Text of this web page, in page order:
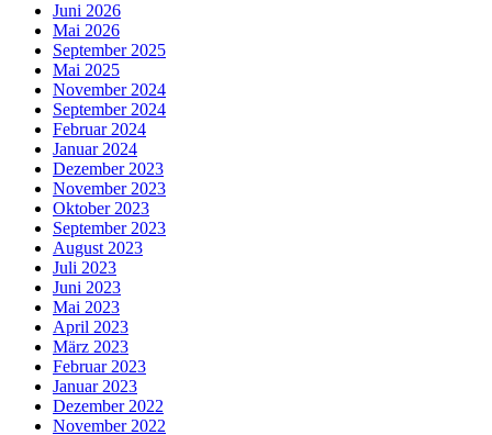
Juni 2026
Mai 2026
September 2025
Mai 2025
November 2024
September 2024
Februar 2024
Januar 2024
Dezember 2023
November 2023
Oktober 2023
September 2023
August 2023
Juli 2023
Juni 2023
Mai 2023
April 2023
März 2023
Februar 2023
Januar 2023
Dezember 2022
November 2022